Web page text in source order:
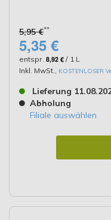
5,95 €**
5,35 €
entspr. 8,92 € / 1 L
Inkl. MwSt.
KOSTENLOSER
Lieferung
Abholung
Filiale auswählen